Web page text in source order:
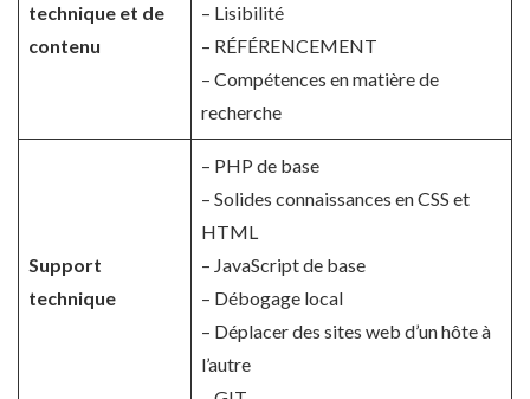
technique et de
contenu
– Lisibilité
– RÉFÉRENCEMENT
– Compétences en matière de
recherche
Support
technique
– PHP de base
– Solides connaissances en CSS et
HTML
– JavaScript de base
– Débogage local
– Déplacer des sites web d’un hôte à
l’autre